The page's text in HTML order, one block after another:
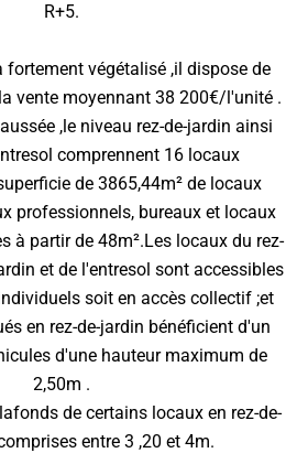
R+5.
fortement végétalisé ,il dispose de
vente moyennant 38 200€/l'unité .
,le niveau rez-de-jardin ainsi
comprennent 16 locaux
de 3865,44m² de locaux
professionnels, bureaux et locaux
à partir de 48m².Les locaux du rez-
et de l'entresol sont accessibles
soit en accès collectif ;et
en rez-de-jardin bénéficient d'un
d'une hauteur maximum de
2,50m .
de certains locaux en rez-de-
entre 3 ,20 et 4m.